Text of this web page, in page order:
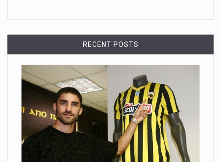
RECENT POSTS